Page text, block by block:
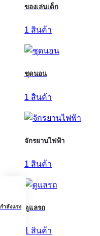
กำลังแรง
ของเล่นเด็ก
1 สินค้า
ชุดนอน
1 สินค้า
จักรยานไฟฟ้า
1 สินค้า
ดูแลรถ
1 สินค้า